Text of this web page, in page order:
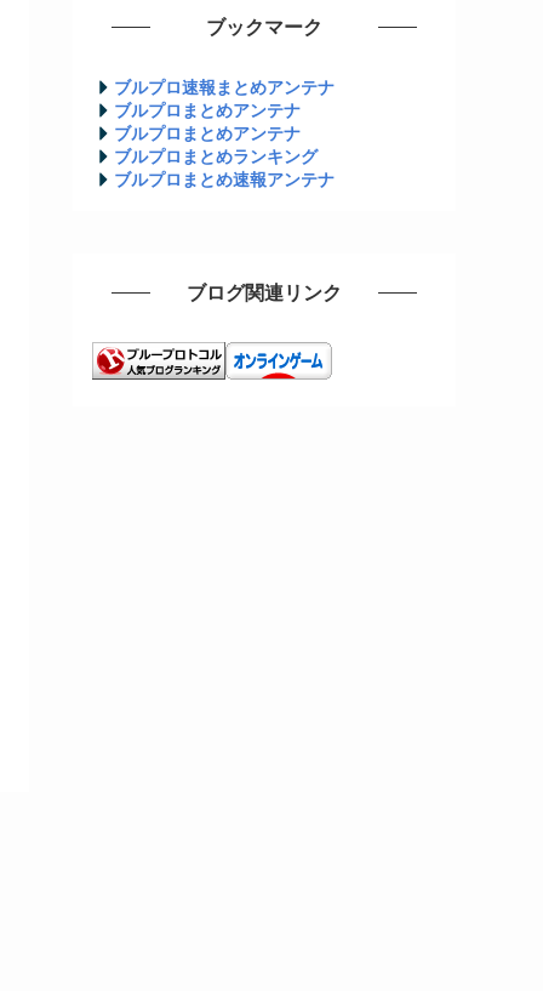
ブックマーク
ブルプロ速報まとめアンテナ
ブルプロまとめアンテナ
ブルプロまとめアンテナ
ブルプロまとめランキング
ブルプロまとめ速報アンテナ
ブログ関連リンク